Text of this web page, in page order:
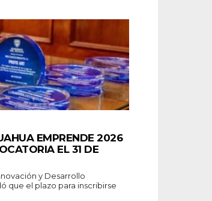
EMPRENDE 2026
EL 31 DE
y Desarrollo
que el plazo para inscribirse